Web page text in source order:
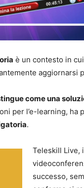
è un contesto in
aggiornarsi
come una
per l’e-learning, ha
.
Teleskill Live,
successo,